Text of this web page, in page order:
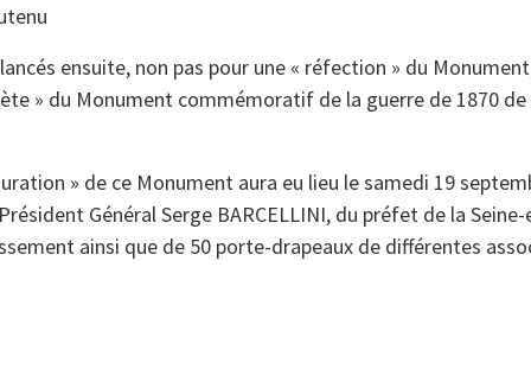
ensuite, non pas pour une « réfection » du
» du Monument commémoratif de la guerre de 1870 de
» de ce Monument aura eu lieu le samedi 19
Général Serge BARCELLINI, du préfet de la
ainsi que de 50 porte-drapeaux de différentes